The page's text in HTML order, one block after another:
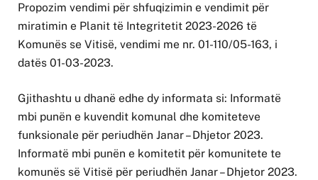
Propozim vendimi për shfuqizimin e vendimit për
miratimin e Planit të Integritetit 2023-2026 të
Komunës se Vitisë, vendimi me nr. 01-110/05-163, i
datës 01-03-2023.
Gjithashtu u dhanë edhe dy informata si: Informatë
mbi punën e kuvendit komunal dhe komiteteve
funksionale për periudhën Janar – Dhjetor 2023.
Informatë mbi punën e komitetit për komunitete te
komunës së Vitisë për periudhën Janar – Dhjetor 2023.